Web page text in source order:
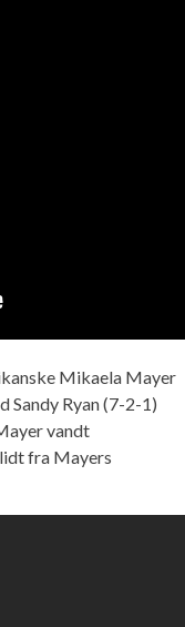
Mikaela Mayer
Ryan (7-2-1)
vandt
fra Mayers